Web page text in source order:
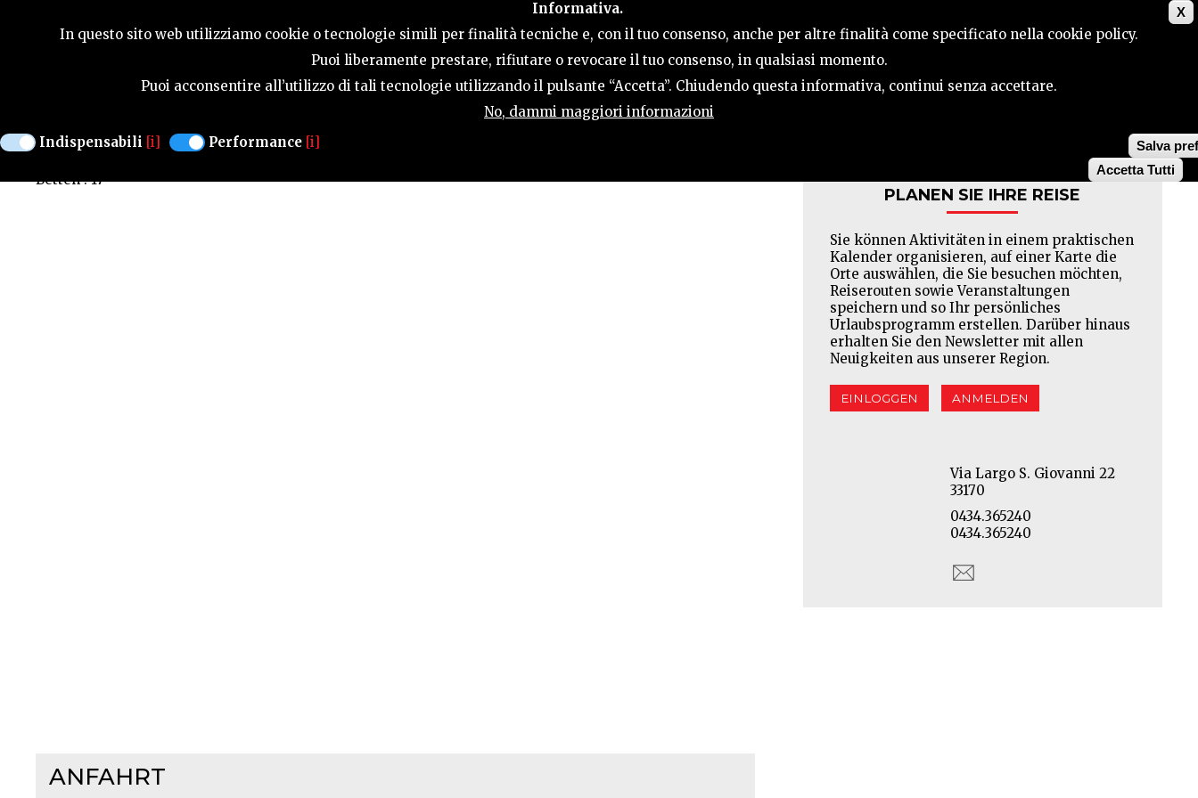
X
Informativa.
In questo sito web utilizziamo cookie o tecnologie simili per finalità tecniche e, con il tuo consenso, anche per altre finalità come specificato nella cookie policy.
Puoi liberamente prestare, rifiutare o revocare il tuo consenso, in qualsiasi momento.
Puoi acconsentire all’utilizzo di tali tecnologie utilizzando il pulsante “Accetta”. Chiudendo questa informativa, continui senza accettare.
No, dammi maggiori informazioni
Indispensabili [i] Performance [i]
Salva
Accetta Tutti
SAISONFÜHRER AKTIVITÄTEN GASTFREUNDSCHAFT TERRITORIUM KONTAKTE SUCHE
Geschlossen : SAB
Betten : 17
PLANEN SIE IHRE REISE
Sie können Aktivitäten in einem praktischen
Kalender organisieren, auf einer Karte die
Orte auswählen, die Sie besuchen möchten,
Reiserouten sowie Veranstaltungen
speichern und so Ihr persönliches
Urlaubsprogramm erstellen. Darüber hinaus
erhalten Sie den Newsletter mit allen
Neuigkeiten aus unserer Region.
EINLOGGEN ANMELDEN
Via Largo S. Giovanni 22
33170
0434.365240
0434.365240
ANFAHRT